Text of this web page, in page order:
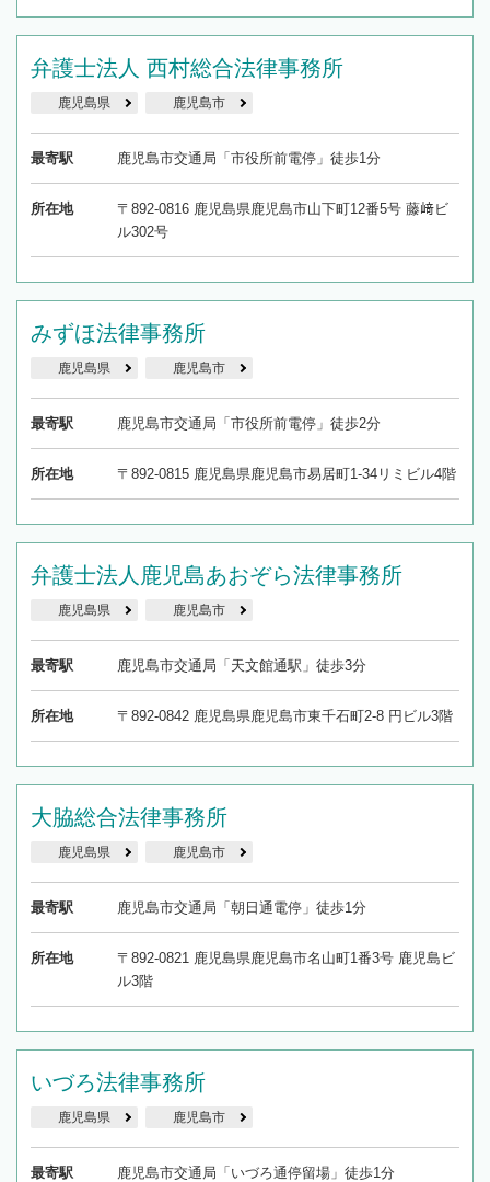
弁護士法人 西村総合法律事務所
鹿児島県 鹿児島市
最寄駅 鹿児島市交通局「市役所前電停」徒歩1分
所在地
〒892-0816 鹿児島県鹿児島市山下町12番5号 藤﨑ビ
ル302号
みずほ法律事務所
鹿児島県 鹿児島市
最寄駅 鹿児島市交通局「市役所前電停」徒歩2分
所在地 〒892-0815 鹿児島県鹿児島市易居町1-34リミビル4階
弁護士法人鹿児島あおぞら法律事務所
鹿児島県 鹿児島市
最寄駅 鹿児島市交通局「天文館通駅」徒歩3分
所在地 〒892-0842 鹿児島県鹿児島市東千石町2-8 円ビル3階
大脇総合法律事務所
鹿児島県 鹿児島市
最寄駅 鹿児島市交通局「朝日通電停」徒歩1分
所在地
〒892-0821 鹿児島県鹿児島市名山町1番3号 鹿児島ビ
ル3階
いづろ法律事務所
鹿児島県 鹿児島市
最寄駅 鹿児島市交通局「いづろ通停留場」徒歩1分